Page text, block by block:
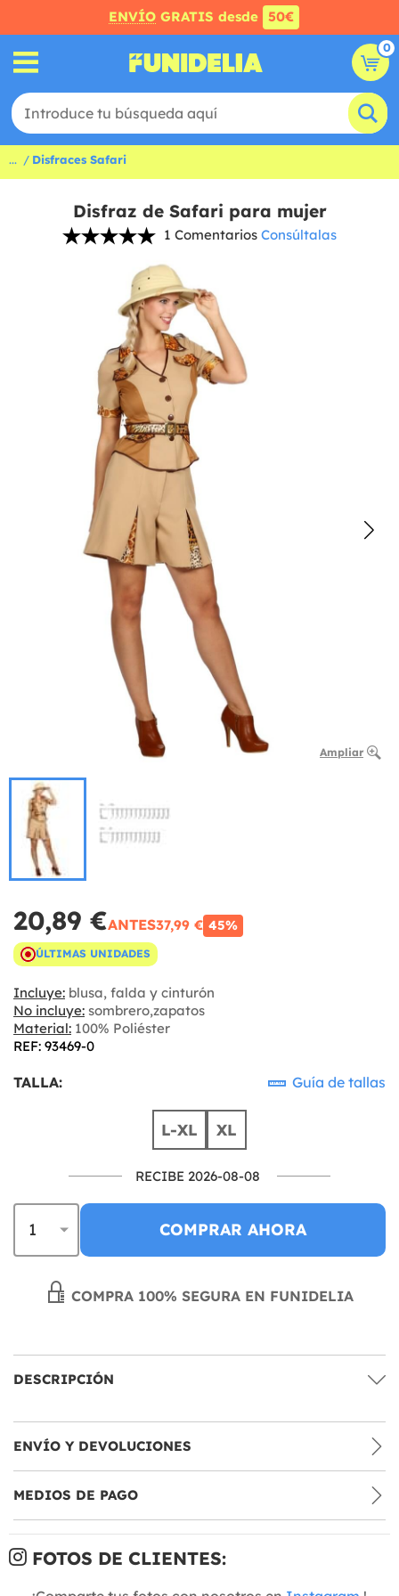
ENVÍO GRATIS desde 50€
0
... Disfraces Safari
Disfraz de Safari para mujer
1 Comentarios Consúltalas
Ampliar
20,89 €ANTES37,99 € 45%
ÚLTIMAS UNIDADES
Incluye: blusa, falda y cinturón
No incluye: sombrero,zapatos
Material: 100% Poliéster
REF: 93469-0
TALLA: Guía de tallas
L-XL XL
RECIBE 2026-08-08
COMPRAR AHORA
COMPRA 100% SEGURA EN FUNIDELIA
DESCRIPCIÓN
ENVÍO Y DEVOLUCIONES
MEDIOS DE PAGO
FOTOS DE CLIENTES: